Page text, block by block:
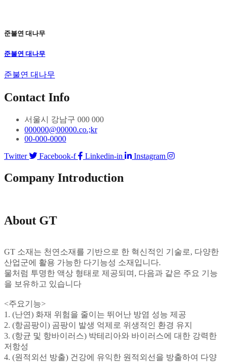
준불연 대나무
준불연 대나무
준불연 대나무
Contact Info
서울시 강남구 000 000
000000@00000.co.;kr
00-000-0000
Twitter
Facebook-f Linkedin-in Instagram
Company Introduction
About GT
GT 소재는 천연소재를 기반으로 한 혁신적인 기술로, 다양한
산업군에 활용 가능한 다기능성 소재입니다.
물처럼 투명한 액상 형태로 제공되며, 다음과 같은 주요 기능
을 보유하고 있습니다
<주요기능>
1. (난연) 화재 위험을 줄이는 뛰어난 방염 성능 제공
2. (항곰팡이) 곰팡이 발생 억제로 위생적인 환경 유지
3. (항균 및 항바이러스) 박테리아와 바이러스에 대한 강력한
저항성
4. (원적외선 방출) 건강에 유익한 원적외선을 방출하여 다양